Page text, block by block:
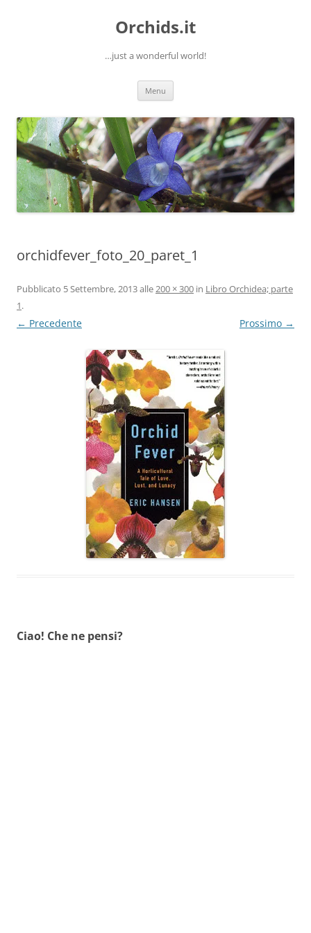
Orchids.it
…just a wonderful world!
Menu
orchidfever_foto_20_paret_1
Pubblicato 5 Settembre, 2013alle 200 × 300 in Libro Orchidea; parte
1.
← Precedente Prossimo →
Ciao! Che ne pensi?